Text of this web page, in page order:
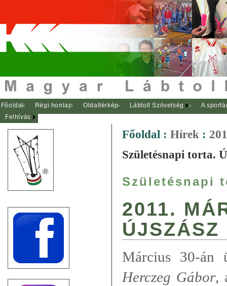
Főoldal Régi honlap Oldaltérkép Lábtoll Szövetség
A
Felhívás
Főoldal : Hírek :
Születésnapi torta.
Születésnapi
2011.
ÚJSZÁSZ
Március 30-án
Herczeg Gábor,